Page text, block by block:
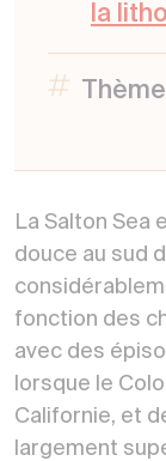
la
La Salton Sea
douce au sud
fonction des
avec des
lorsque le
Californie, et
largement